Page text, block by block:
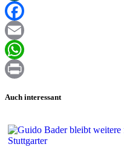
XING
Facebook
Email
WhatsApp
Auch interessant